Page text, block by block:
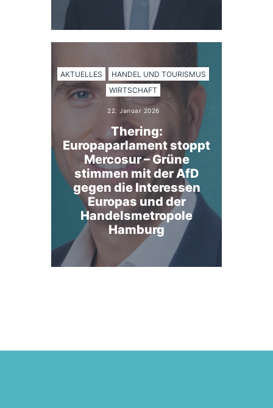
AKTUELLES
HANDEL UND TOURISMUS
WIRTSCHAFT
22. Januar 2026
Thering:
Europaparlament stoppt
Mercosur – Grüne
stimmen mit der AfD
gegen die Interessen
Europas und der
Handelsmetropole
Hamburg